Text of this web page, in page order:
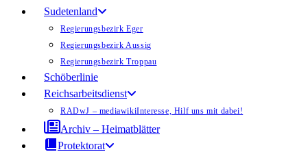
Sudetenland
Regierungsbezirk Eger
Regierungsbezirk Aussig
Regierungsbezirk Troppau
Schöberlinie
Reichsarbeitsdienst
RADwJ – mediawikiInteresse, Hilf uns mit dabei!
Archiv – Heimatblätter
Protektorat